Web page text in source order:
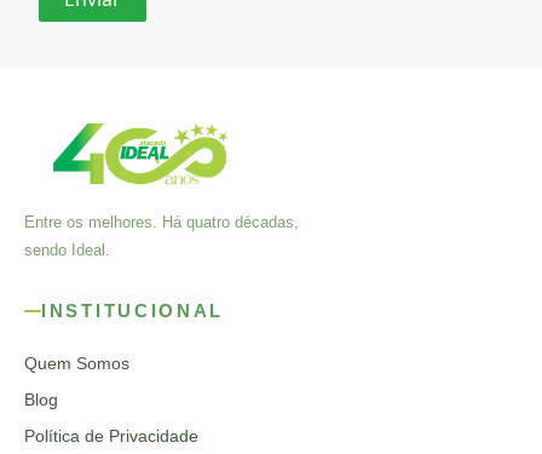
Entre os melhores. Há quatro décadas,
sendo Ideal.
INSTITUCIONAL
Quem Somos
Blog
Política de Privacidade